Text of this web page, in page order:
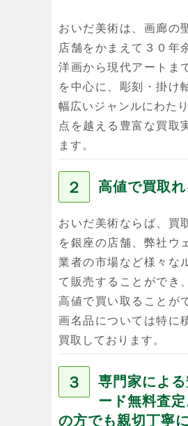
おいだ美術は、画廊の
店舗をかまえて３０年
洋画から現代アートま
を中心に、彫刻・掛け
幅広いジャンルにわた
点を越える豊富な買取
ます。
２ 高値で買取
おいだ美術ならば、買
を銀座の店舗、弊社ウ
業者の市場など様々な
て販売することができ
高値で買い取ることが
画名品については特に
買取しております。
３
専門家によ
ード無料査
の方でも親切丁寧